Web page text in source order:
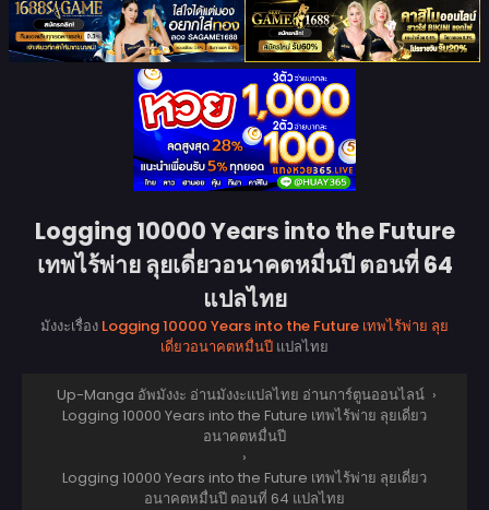
Logging 10000 Years into the Future
เทพไร้พ่าย ลุยเดี่ยวอนาคตหมื่นปี ตอนที่ 64
แปลไทย
มังงะเรื่อง Logging 10000 Years into the Future เทพไร้พ่าย ลุย
เดี่ยวอนาคตหมื่นปี แปลไทย
Up-Manga อัพมังงะ อ่านมังงะแปลไทย อ่านการ์ตูนออนไลน์ ›
Logging 10000 Years into the Future เทพไร้พ่าย ลุยเดี่ยว
อนาคตหมื่นปี
›
Logging 10000 Years into the Future เทพไร้พ่าย ลุยเดี่ยว
อนาคตหมื่นปี ตอนที่ 64 แปลไทย